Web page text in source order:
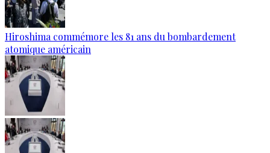
Hiroshima commémore les 81 ans du bombardement
atomique américain